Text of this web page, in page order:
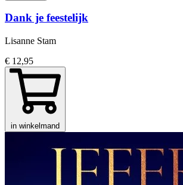
Dank je feestelijk
Lisanne Stam
€ 12,95
in winkelmand